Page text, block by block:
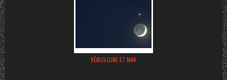
VÉNUS-LUNE ET M44